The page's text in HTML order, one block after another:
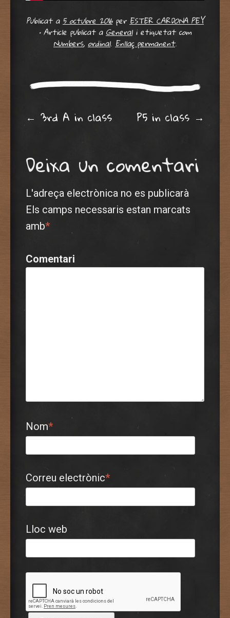
Publicat a5 octubre 2016perESTER CARDONA PEY
•Article publicat aGenerali etiquetat com
Numbers, ordinal. Enllaç permanent.
Post navigation
← 3rd A in class P5 in class →
Deixa un comentari
L'adreça electrònica no es publicarà
Els camps necessaris estan marcats
amb*
Comentari
Nom*
Correu electrònic*
Lloc web